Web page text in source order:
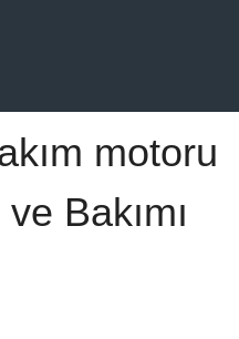
motoru
Bakımı